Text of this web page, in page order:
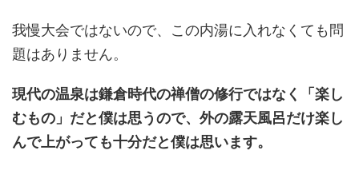
我慢大会ではないので、この内湯に入れなくても問
題はありません。
現代の温泉は鎌倉時代の禅僧の修行ではなく「楽し
むもの」だと僕は思うので、外の露天風呂だけ楽し
んで上がっても十分だと僕は思います。